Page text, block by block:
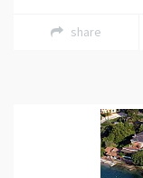
share